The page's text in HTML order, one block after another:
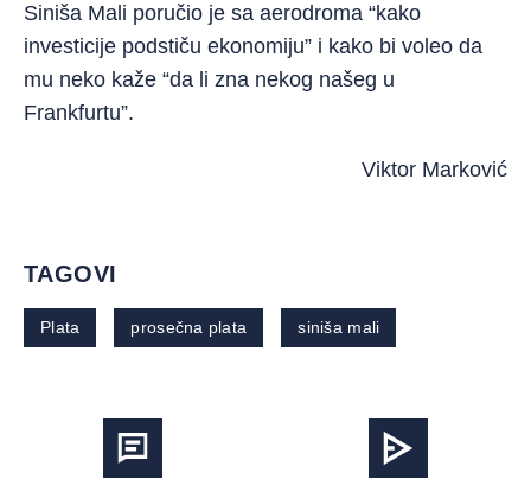
Siniša Mali poručio je sa aerodroma “kako
investicije podstiču ekonomiju” i kako bi voleo da
mu neko kaže “da li zna nekog našeg u
Frankfurtu”.
Viktor Marković
TAGOVI
Plata prosečna plata siniša mali